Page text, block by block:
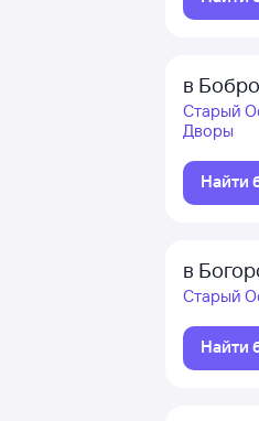
в
Старый
Дворы
Найти
в
Старый
Найти